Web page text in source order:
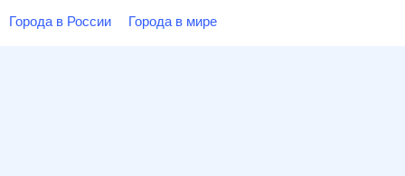
Города в России Города в мире